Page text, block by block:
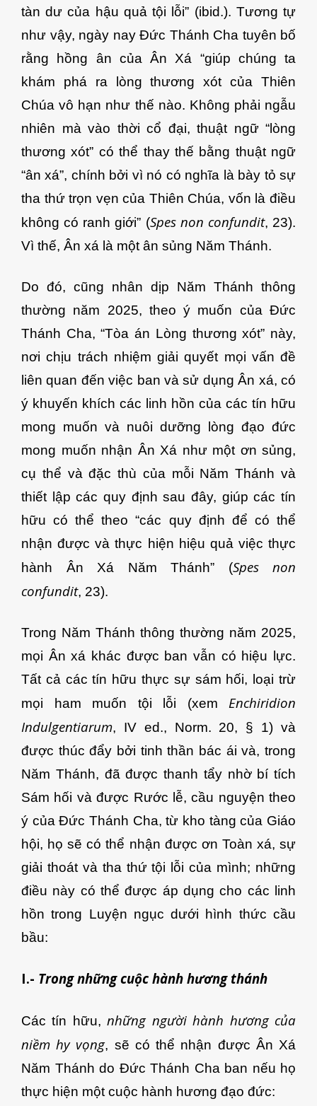
tàn dư của hậu quả tội lỗi” (ibid.). Tương tự
như vậy, ngày nay Đức Thánh Cha tuyên bố
rằng hồng ân của Ân Xá “giúp chúng ta
khám phá ra lòng thương xót của Thiên
Chúa vô hạn như thế nào. Không phải ngẫu
nhiên mà vào thời cổ đại, thuật ngữ “lòng
thương xót” có thể thay thế bằng thuật ngữ
“ân xá”, chính bởi vì nó có nghĩa là bày tỏ sự
tha thứ trọn vẹn của Thiên Chúa, vốn là điều
không có ranh giới” (Spes non confundit, 23).
Vì thế, Ân xá là một ân sủng Năm Thánh.
Do đó, cũng nhân dịp Năm Thánh thông
thường năm 2025, theo ý muốn của Đức
Thánh Cha, “Tòa án Lòng thương xót” này,
nơi chịu trách nhiệm giải quyết mọi vấn đề
liên quan đến việc ban và sử dụng Ân xá, có
ý khuyến khích các linh hồn của các tín hữu
mong muốn và nuôi dưỡng lòng đạo đức
mong muốn nhận Ân Xá như một ơn sủng,
cụ thể và đặc thù của mỗi Năm Thánh và
thiết lập các quy định sau đây, giúp các tín
hữu có thể theo “các quy định để có thể
nhận được và thực hiện hiệu quả việc thực
hành Ân Xá Năm Thánh” (Spes non
confundit, 23).
Trong Năm Thánh thông thường năm 2025,
mọi Ân xá khác được ban vẫn có hiệu lực.
Tất cả các tín hữu thực sự sám hối, loại trừ
mọi ham muốn tội lỗi (xem Enchiridion
Indulgentiarum, IV ed., Norm. 20, § 1) và
được thúc đẩy bởi tinh thần bác ái và, trong
Năm Thánh, đã được thanh tẩy nhờ bí tích
Sám hối và được Rước lễ, cầu nguyện theo
ý của Đức Thánh Cha, từ kho tàng của Giáo
hội, họ sẽ có thể nhận được ơn Toàn xá, sự
giải thoát và tha thứ tội lỗi của mình; những
điều này có thể được áp dụng cho các linh
hồn trong Luyện ngục dưới hình thức cầu
bầu:
I.- Trong những cuộc hành hương thánh
Các tín hữu,những người hành hương của
niềm hy vọng, sẽ có thể nhận được Ân Xá
Năm Thánh do Đức Thánh Cha ban nếu họ
thực hiện một cuộc hành hương đạo đức: